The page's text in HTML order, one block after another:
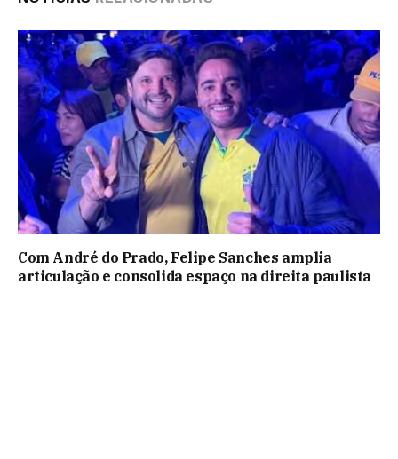
Com André do Prado, Felipe Sanches amplia
articulação e consolida espaço na direita paulista